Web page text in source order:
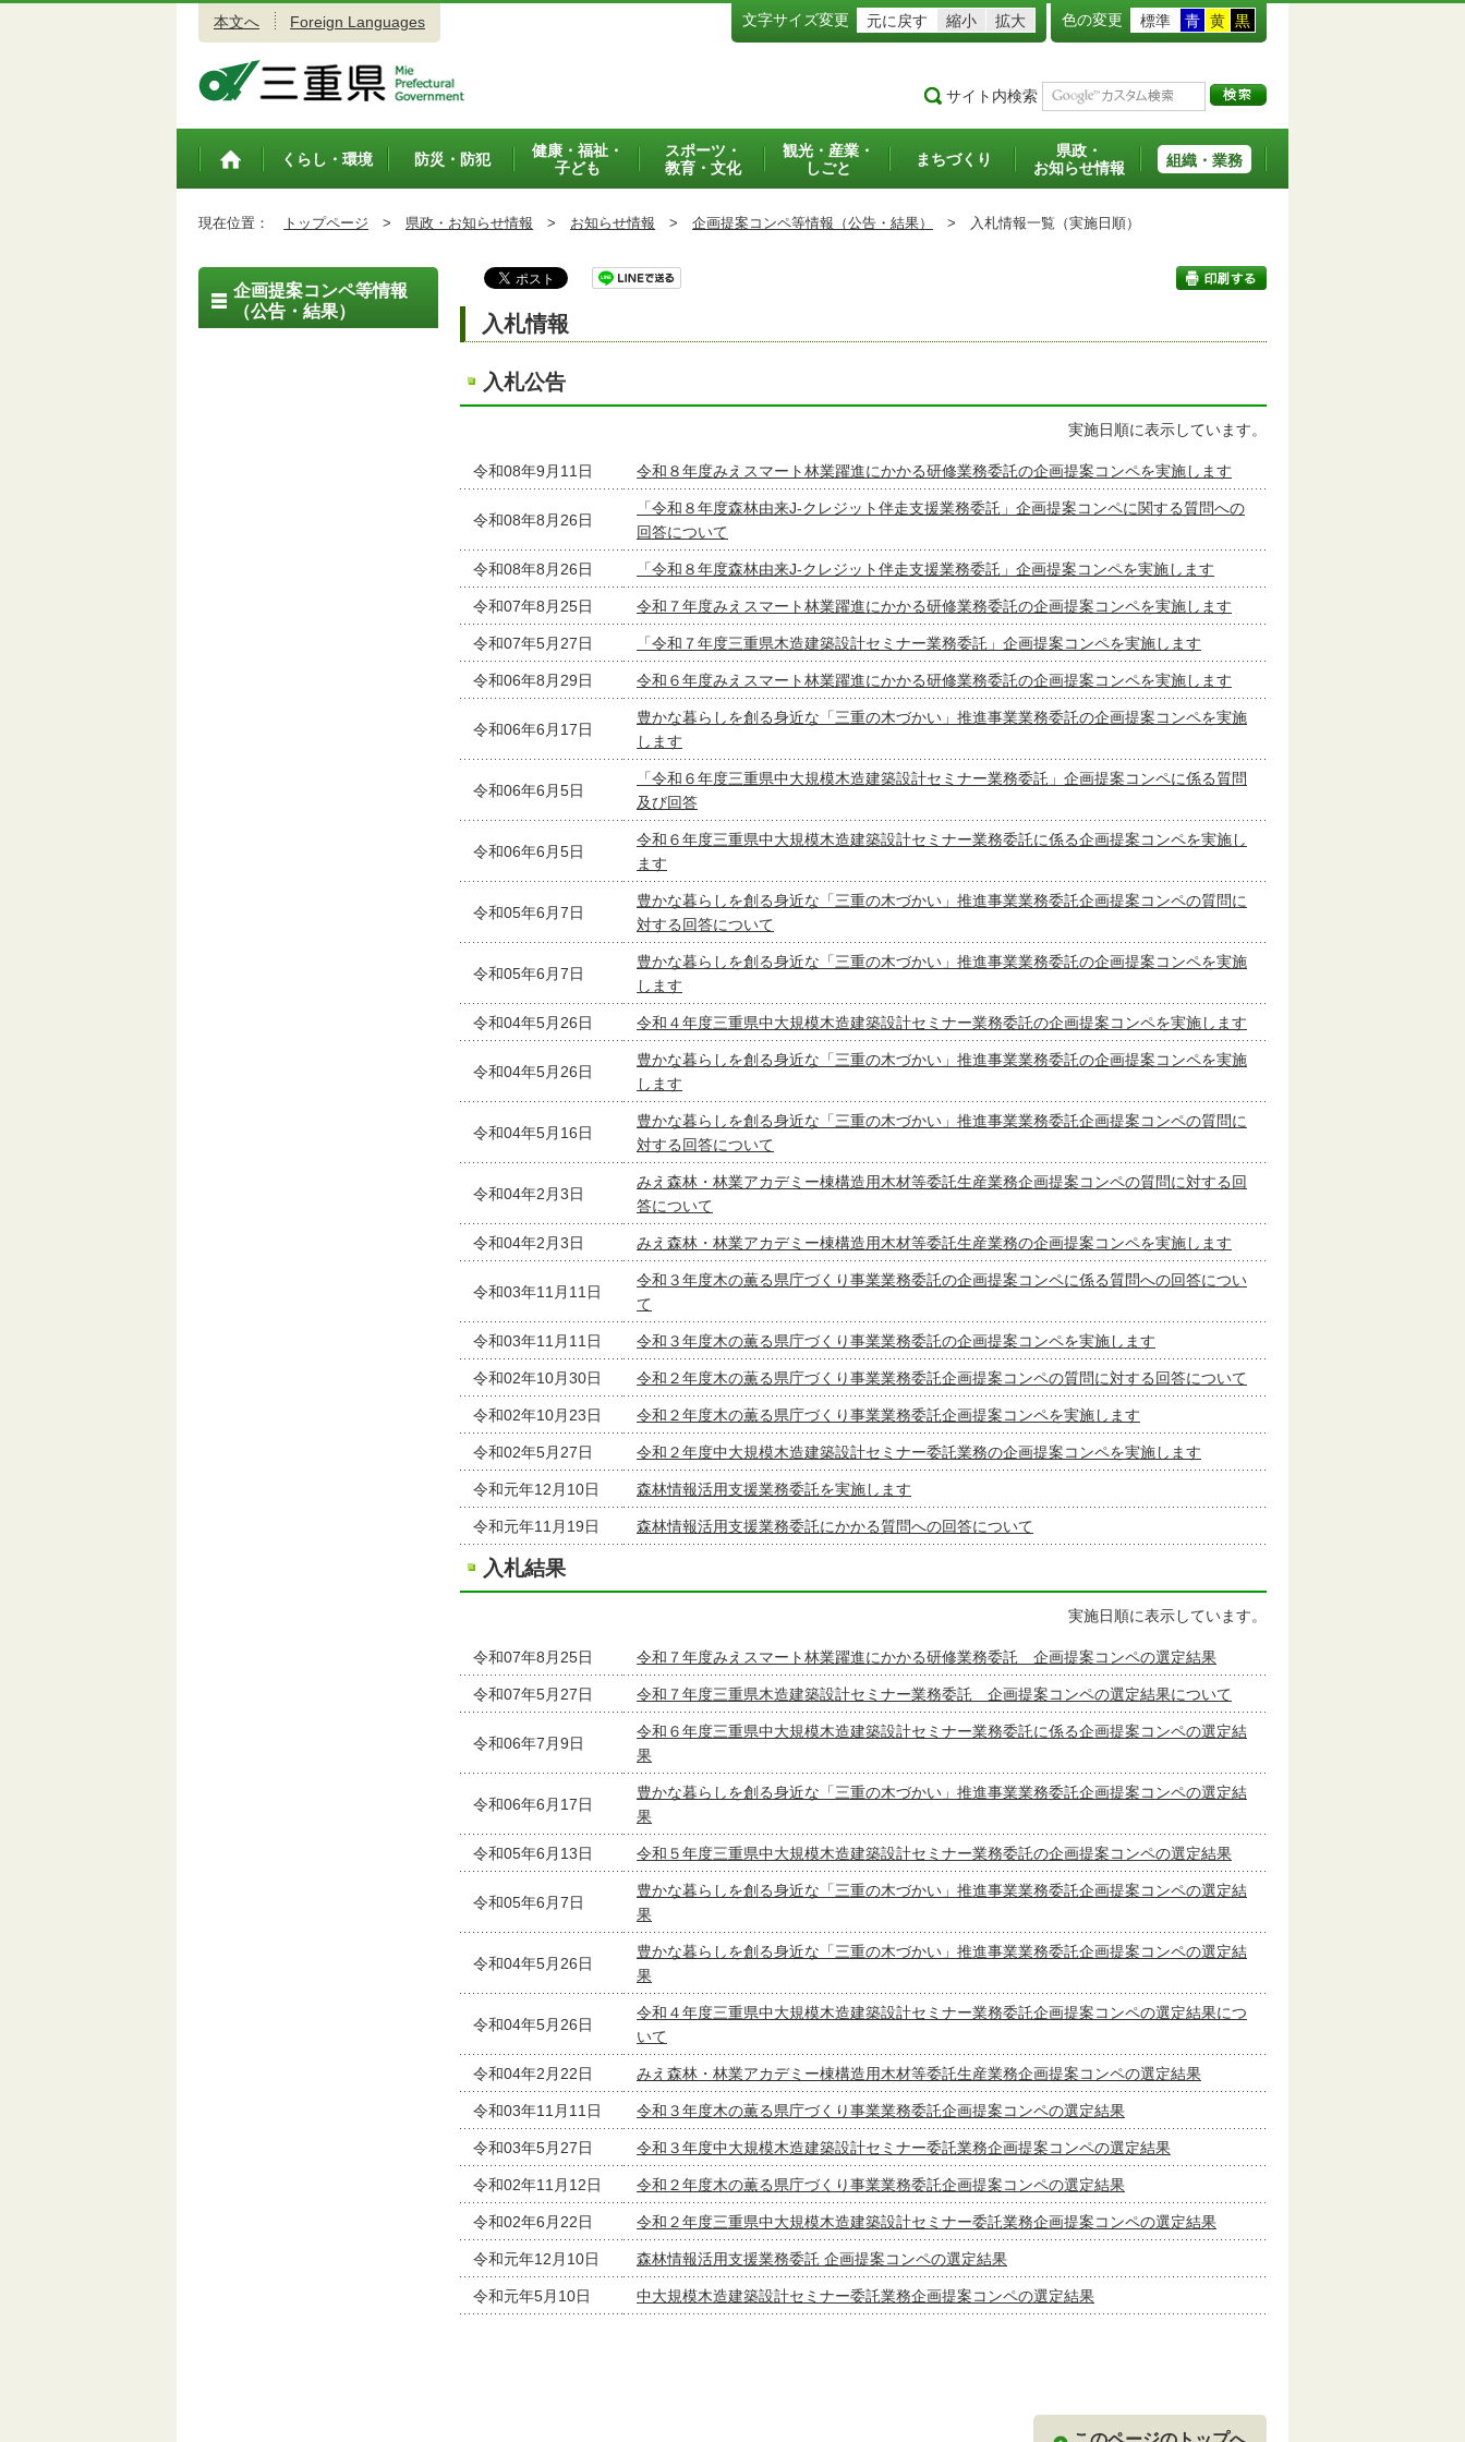
本文へ Foreign Languages 文字サイズ変更 元に戻す 縮小 拡大 色の変更 標準 青 黄 黒
サイト内検索
トップペ
くらし・環境 防災・防犯
健康・福祉・
子ども
スポーツ・
教育・文化
観光・産業・
しごと
まちづくり
県政・
お知らせ情報
組織・業務
現在位置： トップページ > 県政・お知らせ情報 > お知らせ情報 > 企画提案コンペ等情報（公告・結果） > 入札情報一覧（実施日順）
入札情報
入札公告
実施日順に表示しています。
令和08年9月11日 令和８年度みえスマート林業躍進にかかる研修業務委託の企画提案コンペを実施します
令和08年8月26日
「令和８年度森林由来J-クレジット伴走支援業務委託」企画提案コンペに関する質問への
回答について
令和08年8月26日 「令和８年度森林由来J-クレジット伴走支援業務委託」企画提案コンペを実施します
令和07年8月25日 令和７年度みえスマート林業躍進にかかる研修業務委託の企画提案コンペを実施します
令和07年5月27日 「令和７年度三重県木造建築設計セミナー業務委託」企画提案コンペを実施します
令和06年8月29日 令和６年度みえスマート林業躍進にかかる研修業務委託の企画提案コンペを実施します
令和06年6月17日
豊かな暮らしを創る身近な「三重の木づかい」推進事業業務委託の企画提案コンペを実施
します
令和06年6月5日
「令和６年度三重県中大規模木造建築設計セミナー業務委託」企画提案コンペに係る質問
及び回答
令和06年6月5日
令和６年度三重県中大規模木造建築設計セミナー業務委託に係る企画提案コンペを実施し
ます
令和05年6月7日
豊かな暮らしを創る身近な「三重の木づかい」推進事業業務委託企画提案コンペの質問に
対する回答について
令和05年6月7日
豊かな暮らしを創る身近な「三重の木づかい」推進事業業務委託の企画提案コンペを実施
します
令和04年5月26日 令和４年度三重県中大規模木造建築設計セミナー業務委託の企画提案コンペを実施します
令和04年5月26日
豊かな暮らしを創る身近な「三重の木づかい」推進事業業務委託の企画提案コンペを実施
します
令和04年5月16日
豊かな暮らしを創る身近な「三重の木づかい」推進事業業務委託企画提案コンペの質問に
対する回答について
令和04年2月3日
みえ森林・林業アカデミー棟構造用木材等委託生産業務企画提案コンペの質問に対する回
答について
令和04年2月3日 みえ森林・林業アカデミー棟構造用木材等委託生産業務の企画提案コンペを実施します
令和03年11月11日
令和３年度木の薫る県庁づくり事業業務委託の企画提案コンペに係る質問への回答につい
て
令和03年11月11日 令和３年度木の薫る県庁づくり事業業務委託の企画提案コンペを実施します
令和02年10月30日 令和２年度木の薫る県庁づくり事業業務委託企画提案コンペの質問に対する回答について
令和02年10月23日 令和２年度木の薫る県庁づくり事業業務委託企画提案コンペを実施します
令和02年5月27日 令和２年度中大規模木造建築設計セミナー委託業務の企画提案コンペを実施します
令和元年12月10日 森林情報活用支援業務委託を実施します
令和元年11月19日 森林情報活用支援業務委託にかかる質問への回答について
入札結果
実施日順に表示しています。
令和07年8月25日 令和７年度みえスマート林業躍進にかかる研修業務委託 企画提案コンペの選定結果
令和07年5月27日 令和７年度三重県木造建築設計セミナー業務委託 企画提案コンペの選定結果について
令和06年7月9日
令和６年度三重県中大規模木造建築設計セミナー業務委託に係る企画提案コンペの選定結
果
令和06年6月17日
豊かな暮らしを創る身近な「三重の木づかい」推進事業業務委託企画提案コンペの選定結
果
令和05年6月13日 令和５年度三重県中大規模木造建築設計セミナー業務委託の企画提案コンペの選定結果
令和05年6月7日
豊かな暮らしを創る身近な「三重の木づかい」推進事業業務委託企画提案コンペの選定結
果
令和04年5月26日
豊かな暮らしを創る身近な「三重の木づかい」推進事業業務委託企画提案コンペの選定結
果
令和04年5月26日
令和４年度三重県中大規模木造建築設計セミナー業務委託企画提案コンペの選定結果につ
いて
令和04年2月22日 みえ森林・林業アカデミー棟構造用木材等委託生産業務企画提案コンペの選定結果
令和03年11月11日 令和３年度木の薫る県庁づくり事業業務委託企画提案コンペの選定結果
令和03年5月27日 令和３年度中大規模木造建築設計セミナー委託業務企画提案コンペの選定結果
令和02年11月12日 令和２年度木の薫る県庁づくり事業業務委託企画提案コンペの選定結果
令和02年6月22日 令和２年度三重県中大規模木造建築設計セミナー委託業務企画提案コンペの選定結果
令和元年12月10日 森林情報活用支援業務委託 企画提案コンペの選定結果
令和元年5月10日 中大規模木造建築設計セミナー委託業務企画提案コンペの選定結果
企画提案コンペ等情報
（公告・結果）